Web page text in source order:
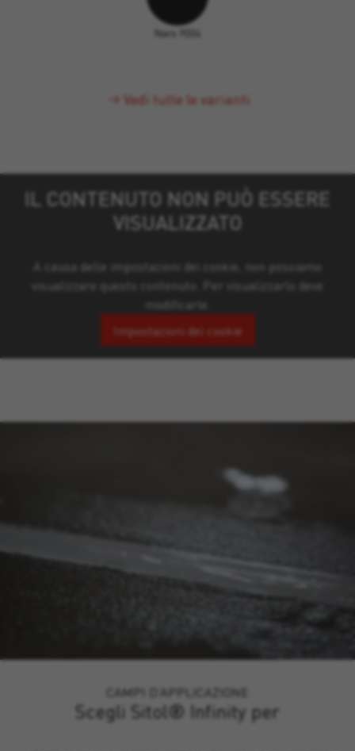
Nero 9004
Vedi tutte le varianti
IL CONTENUTO NON PUÒ ESSERE
VISUALIZZATO
A causa delle impostazioni dei cookie, non possiamo
visualizzare questo contenuto. Per visualizzarlo deve
modificarle.
Impostazioni dei cookie
CAMPI D’APPLICAZIONE
Scegli Sitol® Infinity per